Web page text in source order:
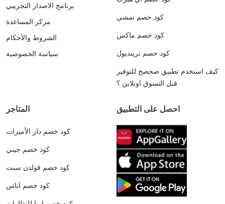
برنامج الاصدار التجريبي
مركز المساعدة
الشروط والأحكام
سياسة الخصوصية
كود خصم نمشي
كود خصم ماكس
كود خصم ترينديول
كيف استخدم تطبيق صحصح للتوفير
قبل التسوق اونلاين ؟
المتاجر
كود خصم دار الأميرات
كود خصم جيني
كود خصم قولدن سنت
كود خصم اناس
احصل على التطبيق